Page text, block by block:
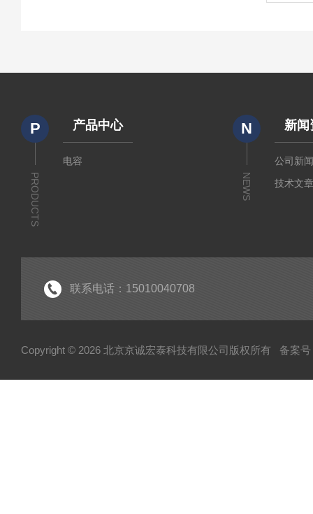
P
PRODUCTS
产品中心
电容
N
NEWS
新闻
公司新
技术文
联系电话：15010040708
Copyright © 2026 北京京诚宏泰科技有限公司版权所有 备案号